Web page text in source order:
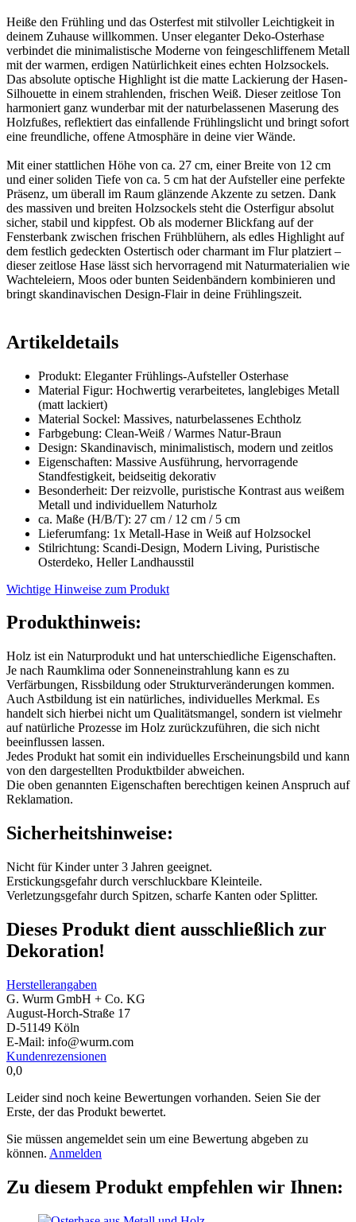
Heiße den Frühling und das Osterfest mit stilvoller Leichtigkeit in
deinem Zuhause willkommen. Unser eleganter Deko-Osterhase
verbindet die minimalistische Moderne von feingeschliffenem Metall
mit der warmen, erdigen Natürlichkeit eines echten Holzsockels.
Das absolute optische Highlight ist die matte Lackierung der Hasen-
Silhouette in einem strahlenden, frischen Weiß. Dieser zeitlose Ton
harmoniert ganz wunderbar mit der naturbelassenen Maserung des
Holzfußes, reflektiert das einfallende Frühlingslicht und bringt sofort
eine freundliche, offene Atmosphäre in deine vier Wände.
Mit einer stattlichen Höhe von ca. 27 cm, einer Breite von 12 cm
und einer soliden Tiefe von ca. 5 cm hat der Aufsteller eine perfekte
Präsenz, um überall im Raum glänzende Akzente zu setzen. Dank
des massiven und breiten Holzsockels steht die Osterfigur absolut
sicher, stabil und kippfest. Ob als moderner Blickfang auf der
Fensterbank zwischen frischen Frühblühern, als edles Highlight auf
dem festlich gedeckten Ostertisch oder charmant im Flur platziert –
dieser zeitlose Hase lässt sich hervorragend mit Naturmaterialien wie
Wachteleiern, Moos oder bunten Seidenbändern kombinieren und
bringt skandinavischen Design-Flair in deine Frühlingszeit.
Artikeldetails
Produkt: Eleganter Frühlings-Aufsteller Osterhase
Material Figur: Hochwertig verarbeitetes, langlebiges Metall
(matt lackiert)
Material Sockel: Massives, naturbelassenes Echtholz
Farbgebung: Clean-Weiß / Warmes Natur-Braun
Design: Skandinavisch, minimalistisch, modern und zeitlos
Eigenschaften: Massive Ausführung, hervorragende
Standfestigkeit, beidseitig dekorativ
Besonderheit: Der reizvolle, puristische Kontrast aus weißem
Metall und individuellem Naturholz
ca. Maße (H/B/T): 27 cm / 12 cm / 5 cm
Lieferumfang: 1x Metall-Hase in Weiß auf Holzsockel
Stilrichtung: Scandi-Design, Modern Living, Puristische
Osterdeko, Heller Landhausstil
Wichtige Hinweise zum Produkt
Produkthinweis:
Holz ist ein Naturprodukt und hat unterschiedliche Eigenschaften.
Je nach Raumklima oder Sonneneinstrahlung kann es zu
Verfärbungen, Rissbildung oder Strukturveränderungen kommen.
Auch Astbildung ist ein natürliches, individuelles Merkmal. Es
handelt sich hierbei nicht um Qualitätsmangel, sondern ist vielmehr
auf natürliche Prozesse im Holz zurückzuführen, die sich nicht
beeinflussen lassen.
Jedes Produkt hat somit ein individuelles Erscheinungsbild und kann
von den dargestellten Produktbilder abweichen.
Die oben genannten Eigenschaften berechtigen keinen Anspruch auf
Reklamation.
Sicherheitshinweise:
Nicht für Kinder unter 3 Jahren geeignet.
Erstickungsgefahr durch verschluckbare Kleinteile.
Verletzungsgefahr durch Spitzen, scharfe Kanten oder Splitter.
Dieses Produkt dient ausschließlich zur
Dekoration!
Herstellerangaben
G. Wurm GmbH + Co. KG
August-Horch-Straße 17
D-51149 Köln
E-Mail: info@wurm.com
Kundenrezensionen
0,0
Leider sind noch keine Bewertungen vorhanden. Seien Sie der
Erste, der das Produkt bewertet.
Sie müssen angemeldet sein um eine Bewertung abgeben zu
können. Anmelden
Zu diesem Produkt empfehlen wir Ihnen: